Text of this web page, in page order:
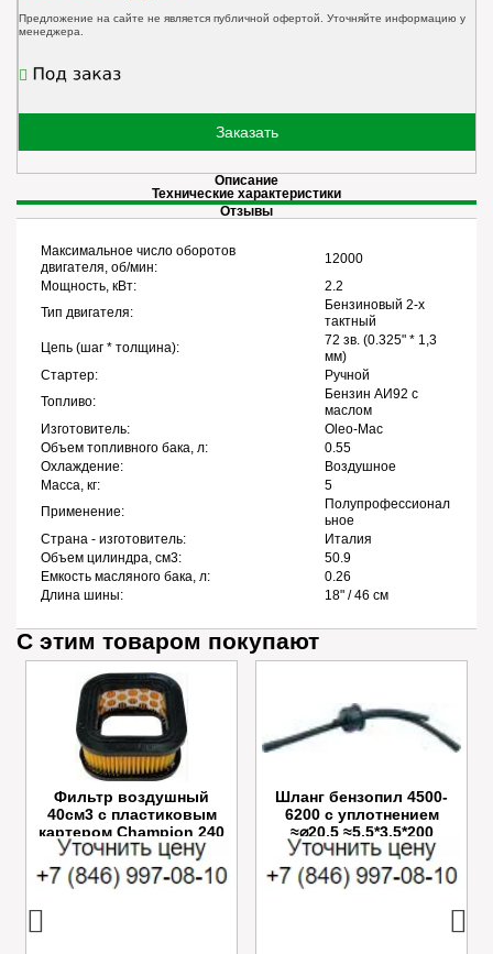
Предложение на сайте не является публичной офертой. Уточняйте информацию у
менеджера.
Заказать
Описание
Технические характеристики
Отзывы
Максимальное число оборотов
двигателя, об/мин:
12000
Мощность, кВт:
2.2
Тип двигателя:
Бензиновый 2-х
тактный
Цепь (шаг * толщина):
72 зв. (0.325" * 1,3
мм)
Стартер:
Ручной
Топливо:
Бензин АИ92 с
маслом
Изготовитель:
Oleo-Mac
Объем топливного бака, л:
0.55
Охлаждение:
Воздушное
Масса, кг:
5
Применение:
Полупрофессионал
ьное
Страна - изготовитель:
Италия
Объем цилиндра, см3:
50.9
Емкость масляного бака, л:
0.26
Длина шины:
18" / 46 см
С этим товаром покупают
Фильтр воздушный
40см3 с пластиковым
картером Champion 240
Шланг бензопил 4500-
6200 с уплотнением
≈⌀20,5 ≈5.5*3.5*200